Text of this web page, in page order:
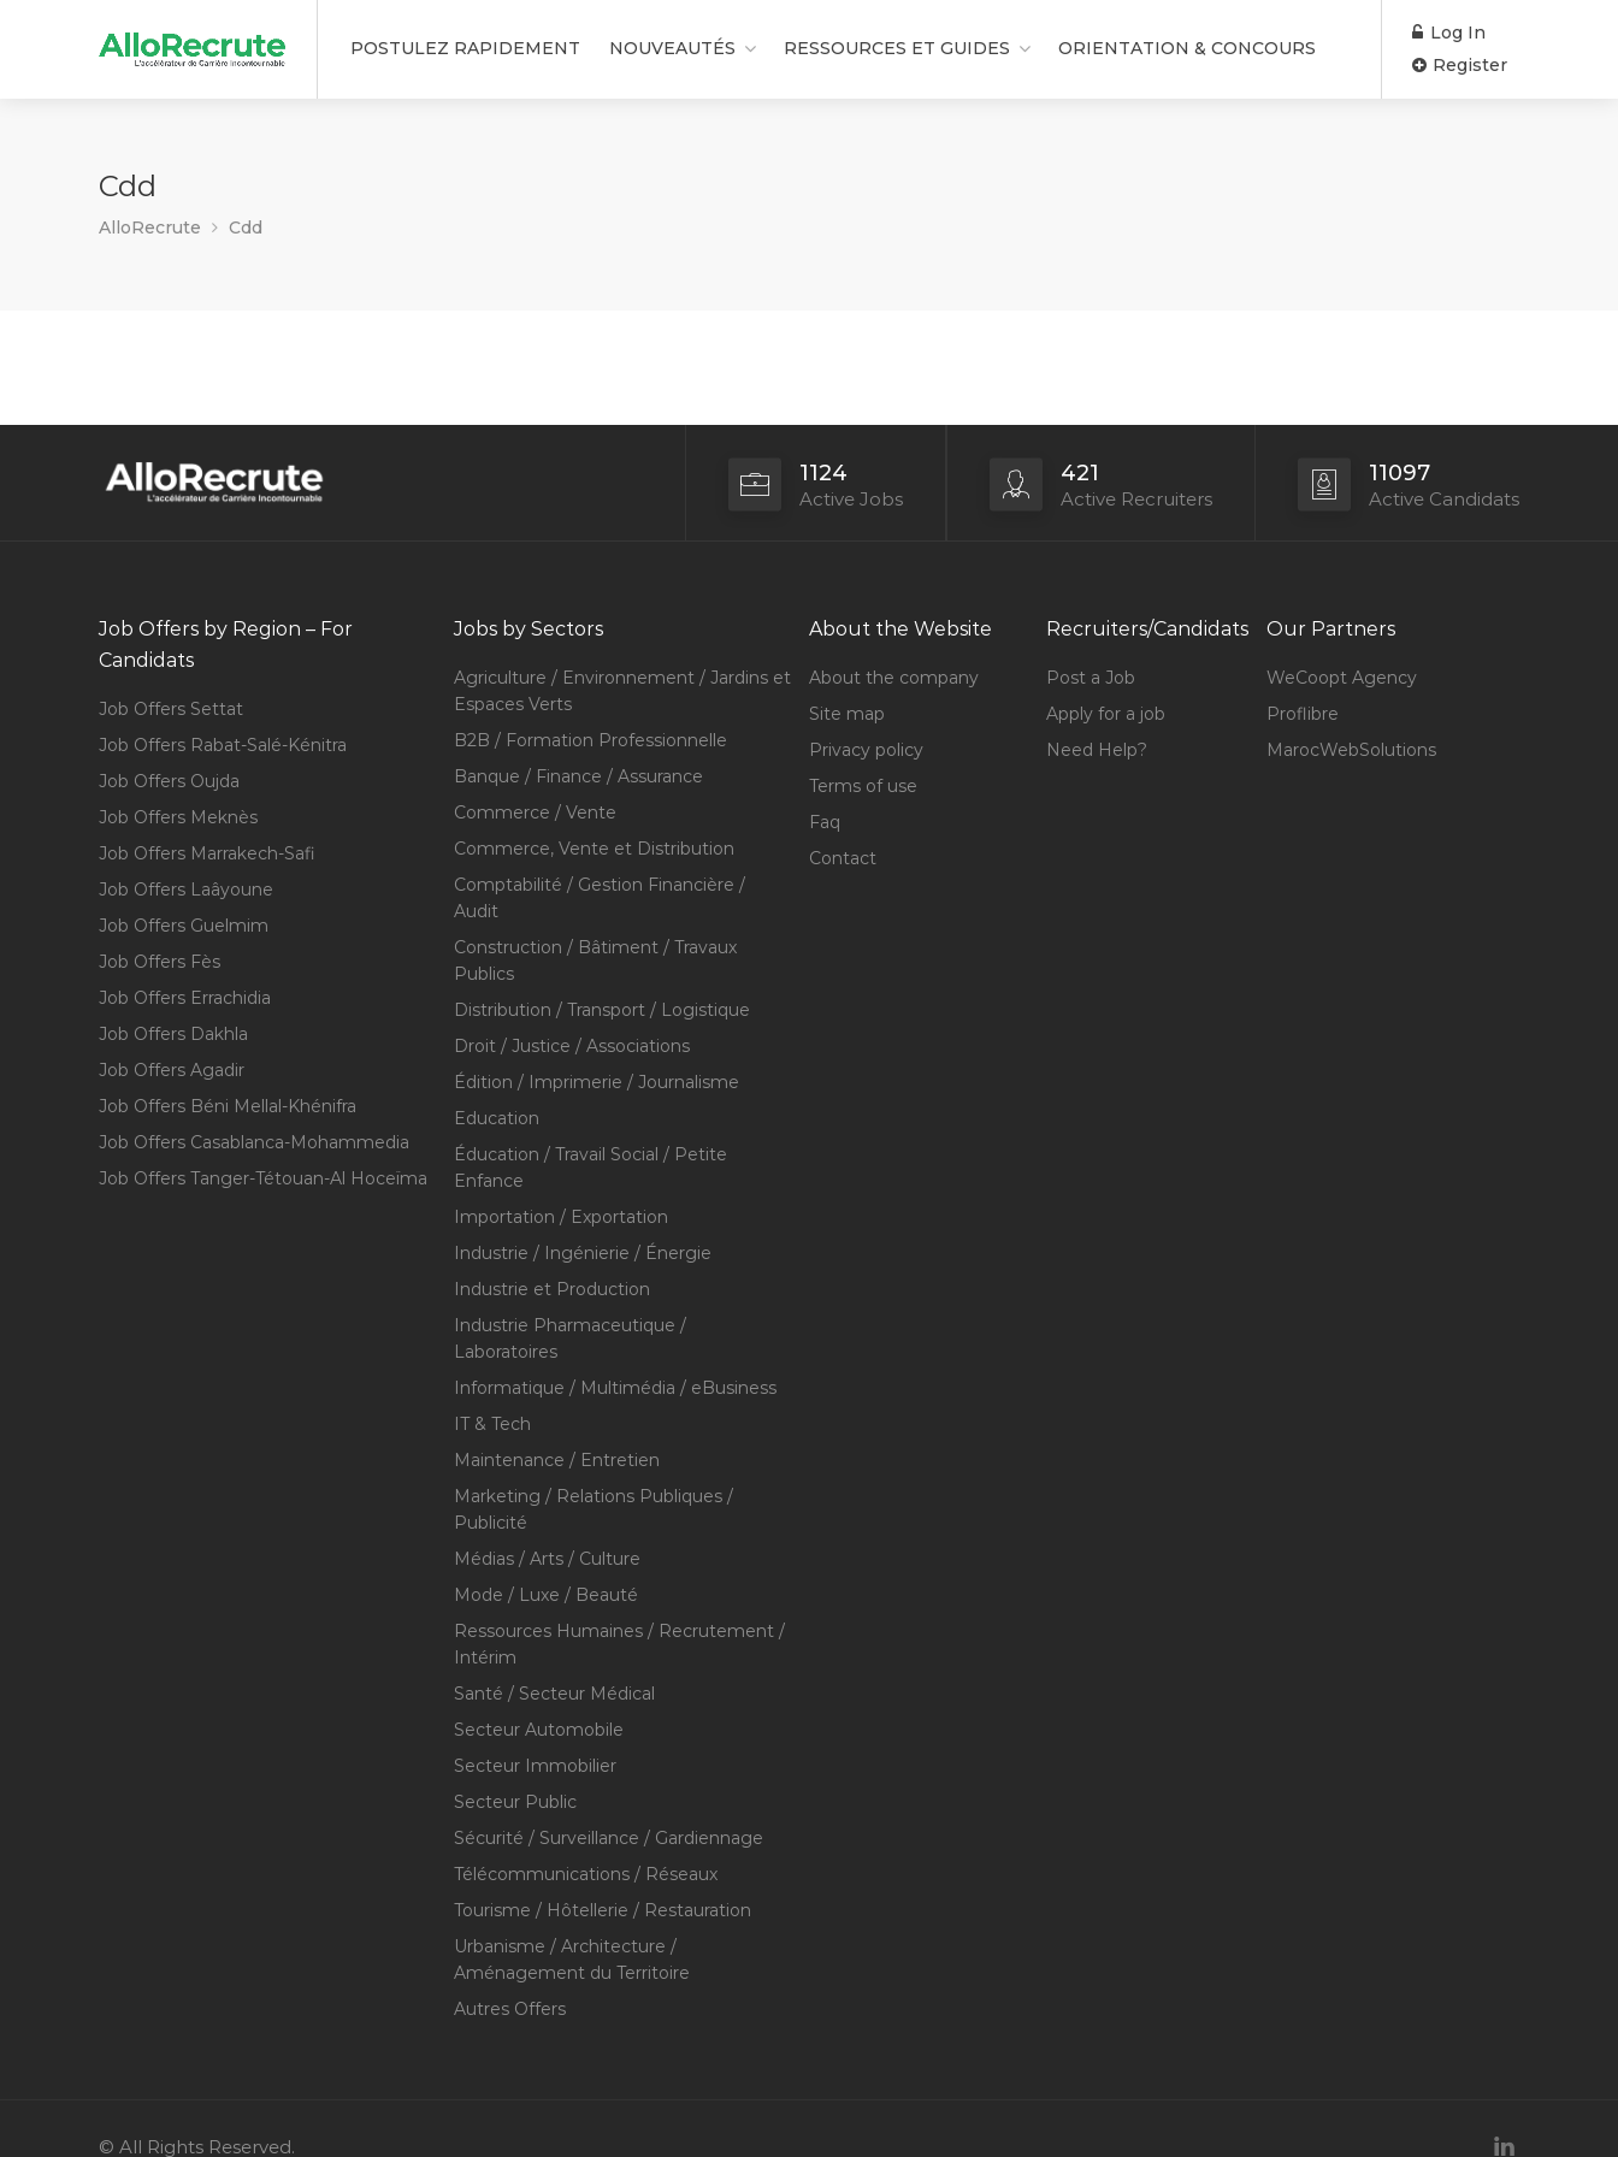
POSTULEZ RAPIDEMENT NOUVEAUTÉS RESSOURCES ET GUIDES ORIENTATION & CONCOURS
Log In
Register
Cdd
AlloRecrute Cdd
1124
Active Jobs
421
Active Recruiters
11097
Active Candidats
Job Offers by Region – For
Candidats
Job Offers Settat
Job Offers Rabat-Salé-Kénitra
Job Offers Oujda
Job Offers Meknès
Job Offers Marrakech-Safi
Job Offers Laâyoune
Job Offers Guelmim
Job Offers Fès
Job Offers Errachidia
Job Offers Dakhla
Job Offers Agadir
Job Offers Béni Mellal-Khénifra
Job Offers Casablanca-Mohammedia
Job Offers Tanger-Tétouan-Al Hoceïma
Jobs by Sectors
Agriculture / Environnement / Jardins et
Espaces Verts
B2B / Formation Professionnelle
Banque / Finance / Assurance
Commerce / Vente
Commerce, Vente et Distribution
Comptabilité / Gestion Financière /
Audit
Construction / Bâtiment / Travaux
Publics
Distribution / Transport / Logistique
Droit / Justice / Associations
Édition / Imprimerie / Journalisme
Education
Éducation / Travail Social / Petite
Enfance
Importation / Exportation
Industrie / Ingénierie / Énergie
Industrie et Production
Industrie Pharmaceutique /
Laboratoires
Informatique / Multimédia / eBusiness
IT & Tech
Maintenance / Entretien
Marketing / Relations Publiques /
Publicité
Médias / Arts / Culture
Mode / Luxe / Beauté
Ressources Humaines / Recrutement /
Intérim
Santé / Secteur Médical
Secteur Automobile
Secteur Immobilier
Secteur Public
Sécurité / Surveillance / Gardiennage
Télécommunications / Réseaux
Tourisme / Hôtellerie / Restauration
Urbanisme / Architecture /
Aménagement du Territoire
Autres Offers
About the Website
About the company
Site map
Privacy policy
Terms of use
Faq
Contact
Recruiters/Candidats
Post a Job
Apply for a job
Need Help?
Our Partners
WeCoopt Agency
Proflibre
MarocWebSolutions
© All Rights Reserved.